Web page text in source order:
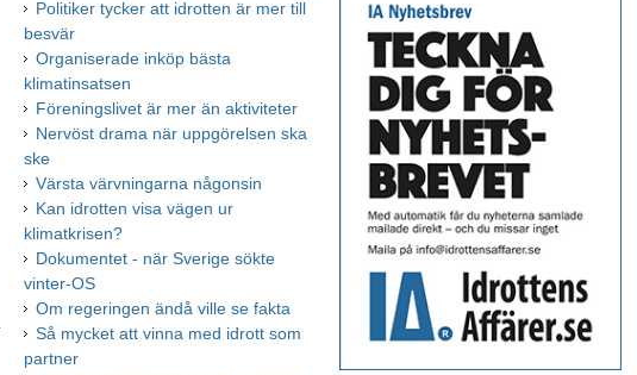
Politiker tycker att idrotten är mer till
besvär
Organiserade inköp bästa
klimatinsatsen
Föreningslivet är mer än aktiviteter
Nervöst drama när uppgörelsen ska
ske
Värsta värvningarna någonsin
Kan idrotten visa vägen ur
klimatkrisen?
Dokumentet - när Sverige sökte
vinter-OS
Om regeringen ändå ville se fakta
Så mycket att vinna med idrott som
partner